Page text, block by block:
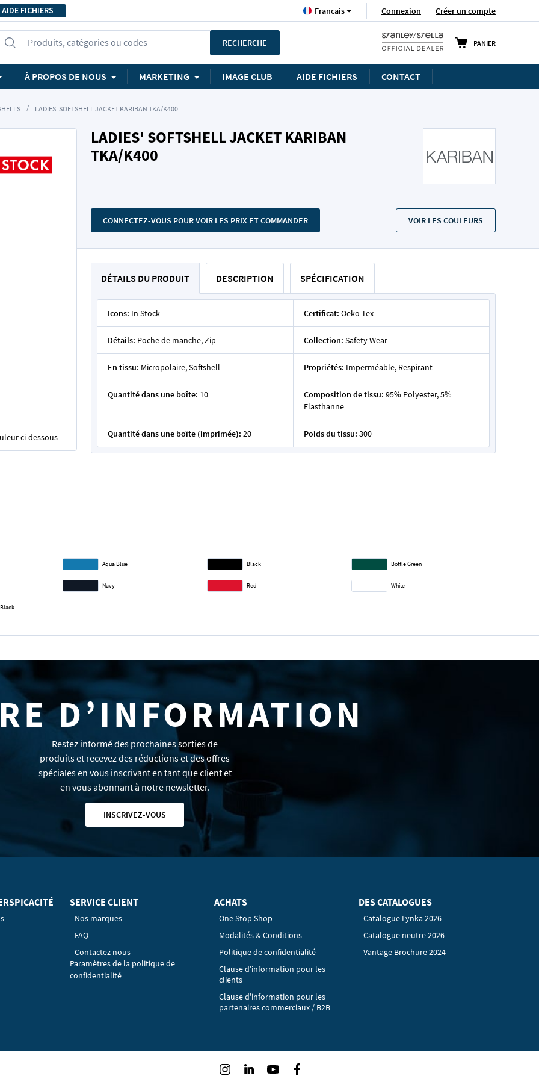
AIDE FICHIERS Connexion Créer un compte
Langue Francais
PANIER
Produits, catégories ou codes RECHERCHE
À PROPOS DE NOUS MARKETING IMAGE CLUB AIDE FICHIERS CONTACT
LADIES' SOFTSHELL JACKET KARIBAN TKA/K400
LADIES' SOFTSHELL JACKET KARIBAN
TKA/K400
CONNECTEZ-VOUS POUR VOIR LES PRIX ET COMMANDER VOIR LES COULEURS
ci-dessous
DÉTAILS DU PRODUIT
Icons: In Stock Certificat: Oeko-Tex
Détails: Poche de manche, Zip Collection: Safety Wear
En tissu: Micropolaire, Softshell Propriétés: Imperméable, Respirant
Quantité dans une boîte: 10 Composition de tissu: 95% Polyester, 5%
Elasthanne
Quantité dans une boîte (imprimée): 20 Poids du tissu: 300
DESCRIPTION SPÉCIFICATION
Aqua Blue Black Bottle Green
Navy Red White
D’INFORMATION
Restez informé des prochaines sorties de
produits et recevez des réductions et des offres
spéciales en vous inscrivant en tant que client et
en vous abonnant à notre newsletter.
INSCRIVEZ-VOUS
SERVICE CLIENT
Nos marques
FAQ
Contactez nous
Paramètres de la politique de
confidentialité
ACHATS
One Stop Shop
Modalités & Conditions
Politique de confidentialité
Clause d'information pour les
clients
Clause d'information pour les
partenaires commerciaux / B2B
DES CATALOGUES
Catalogue Lynka 2026
Catalogue neutre 2026
Vantage Brochure 2024